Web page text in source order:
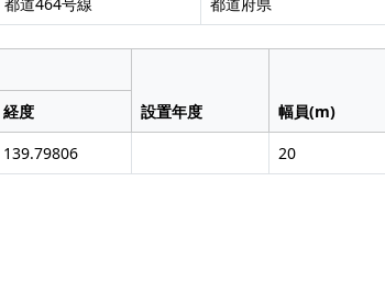
設置年度
幅員(m)
経度
139.79806 20